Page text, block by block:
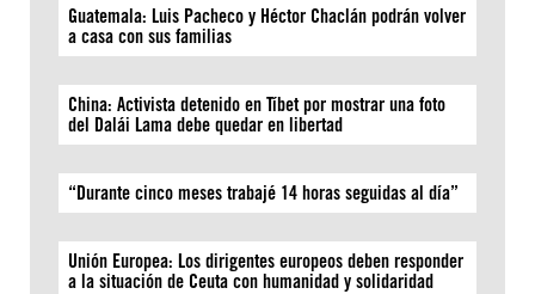
Guatemala: Luis Pacheco y Héctor Chaclán podrán volver
a casa con sus familias
China: Activista detenido en Tíbet por mostrar una foto
del Dalái Lama debe quedar en libertad
“Durante cinco meses trabajé 14 horas seguidas al día”
Unión Europea: Los dirigentes europeos deben responder
a la situación de Ceuta con humanidad y solidaridad